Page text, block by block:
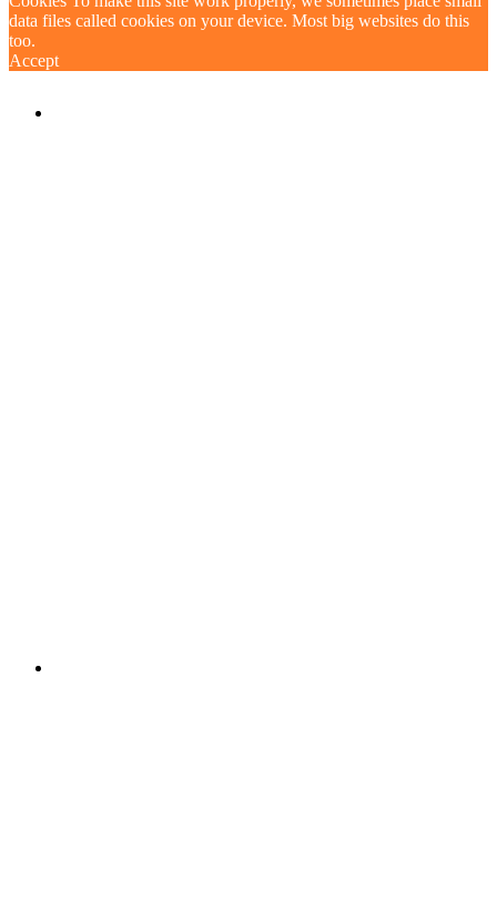
data files called cookies on your device. Most big websites do this
too.
Accept